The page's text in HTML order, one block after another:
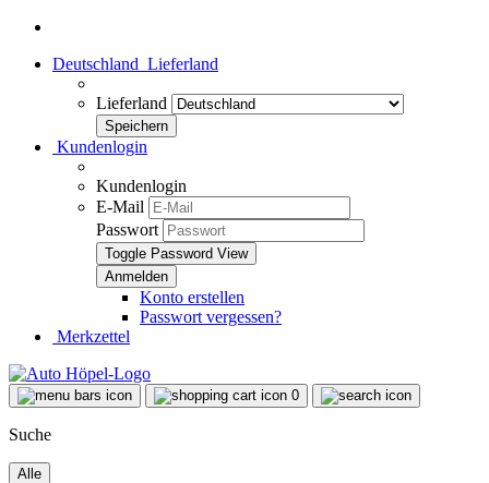
Deutschland Lieferland
Lieferland
Kundenlogin
Kundenlogin
E-Mail
Passwort
Toggle Password View
Konto erstellen
Passwort vergessen?
Merkzettel
0
Suche
Alle